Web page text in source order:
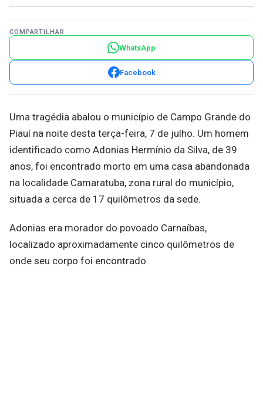
COMPARTILHAR
WhatsApp
Facebook
Uma tragédia abalou o município de Campo Grande do
Piauí na noite desta terça-feira, 7 de julho. Um homem
identificado como Adonias Hermínio da Silva, de 39
anos, foi encontrado morto em uma casa abandonada
na localidade Camaratuba, zona rural do município,
situada a cerca de 17 quilômetros da sede.
Adonias era morador do povoado Carnaíbas,
localizado aproximadamente cinco quilômetros de
onde seu corpo foi encontrado.